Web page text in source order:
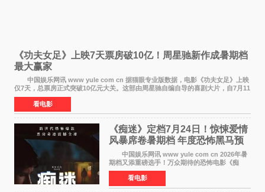
《功夫女足》上映7天票房破10亿！周星驰新作成暑期档
最大赢家
中国娱乐网讯 www yule com cn 据猫眼专业版数据，电影《功夫女足》上映
仅7天，总票房正式突破10亿元大关。这部由周星驰自编自导的喜剧大片，自7月11
日公映以来便展现出惊人的市场统治力。
看电影
《痴迷》定档7月24日！惊悚爱情
风暴席卷暑期档 年度恐怖黑马预
中国娱乐网讯 www yule com cn 2026年暑
期档又添重磅选手！万众期待的恐怖电影《痴
迷》今日正式官宣定档，将于7月24日登陆内地各
大院线。这部被业内专家誉为新世代爆款恐怖电
影的作品，将为
看电影